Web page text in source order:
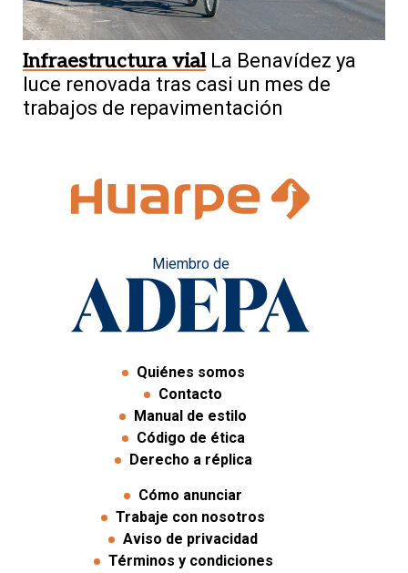
Infraestructura vial La Benavídez ya
luce renovada tras casi un mes de
trabajos de repavimentación
Miembro de
Quiénes somos
Contacto
Manual de estilo
Código de ética
Derecho a réplica
Cómo anunciar
Trabaje con nosotros
Aviso de privacidad
Términos y condiciones